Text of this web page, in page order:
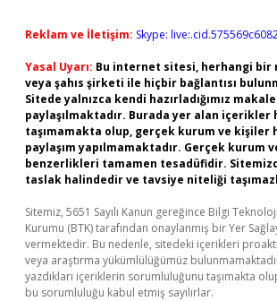
Reklam ve İletişim: Skype:
Yasal Uyarı: Bu internet sitesi, herhangi bir
veya şahıs şirketi ile hiçbir bağlantısı
Sitede yalnızca kendi hazırladığımız
paylaşılmaktadır. Burada yer alan içerikler
taşımamakta olup, gerçek kurum ve kişiler
paylaşım yapılmamaktadır. Gerçek kurum
benzerlikleri tamamen tesadüfidir.
taslak halindedir ve tavsiye niteliği
Sitemiz, 5651 Sayılı Kanun gereğince Bilgi
Kurumu (BTK) tarafından onaylanmış bir Yer
vermektedir. Bu nedenle, sitedeki içerikleri
veya araştırma yükümlülüğümüz
yazdıkları içeriklerin sorumluluğunu taşımakta
bu sorumluluğu kabul etmiş sayılırlar.